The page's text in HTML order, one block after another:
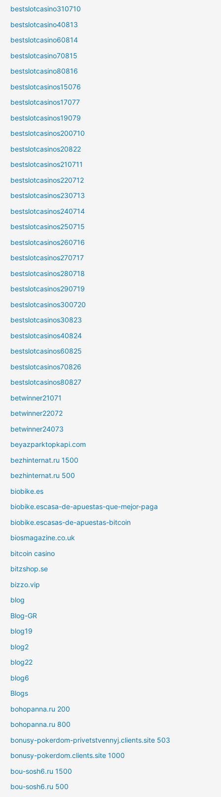
bestslotcasino310710
bestslotcasino40813
bestslotcasino60814
bestslotcasino70815
bestslotcasino80816
bestslotcasinos15076
bestslotcasinos17077
bestslotcasinos19079
bestslotcasinos200710
bestslotcasinos20822
bestslotcasinos210711
bestslotcasinos220712
bestslotcasinos230713
bestslotcasinos240714
bestslotcasinos250715
bestslotcasinos260716
bestslotcasinos270717
bestslotcasinos280718
bestslotcasinos290719
bestslotcasinos300720
bestslotcasinos30823
bestslotcasinos40824
bestslotcasinos60825
bestslotcasinos70826
bestslotcasinos80827
betwinner21071
betwinner22072
betwinner24073
beyazparktopkapi.com
bezhinternat.ru 1500
bezhinternat.ru 500
biobike.es
biobike.escasa-de-apuestas-que-mejor-paga
biobike.escasas-de-apuestas-bitcoin
biosmagazine.co.uk
bitcoin casino
bitzshop.se
bizzo.vip
blog
Blog-GR
blog19
blog2
blog22
blog6
Blogs
bohopanna.ru 200
bohopanna.ru 800
bonusy-pokerdom-privetstvennyj.clients.site 503
bonusy-pokerdom.clients.site 1000
bou-sosh6.ru 1500
bou-sosh6.ru 500